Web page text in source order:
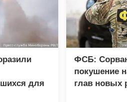
для
ФСБ:
покушение
глав новых